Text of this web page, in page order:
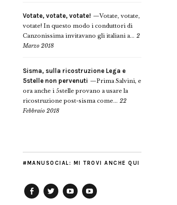
Votate, votate, votate!
Votate, votate,
votate! In questo modo i conduttori di
Canzonissima invitavano gli italiani a... 2
Marzo 2018
Sisma, sulla ricostruzione Lega e
5stelle non pervenuti
Prima Salvini, e
ora anche i 5stelle provano a usare la
ricostruzione post-sisma come... 22
Febbraio 2018
#MANUSOCIAL: MI TROVI ANCHE QUI